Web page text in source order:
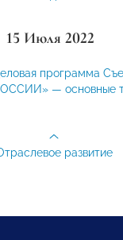
15 Июля 2022
программа
— основные
развитие